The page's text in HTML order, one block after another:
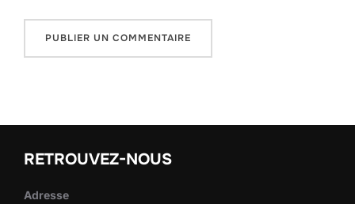
RETROUVEZ-NOUS
Adresse